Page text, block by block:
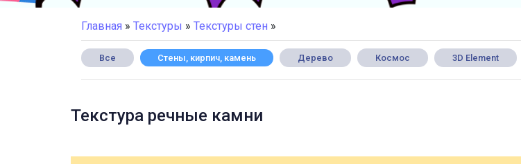
Главная » Текстуры » Текстуры стен »
Все Стены, кирпич, камень Дерево Космос 3D Element
Текстура речные камни